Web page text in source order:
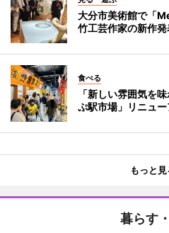
大分市美術館で「
竹工芸作家の新作発
食べる
「新しい雰囲気を
ぷ駅市場」リニュ
もっと見
暮らす